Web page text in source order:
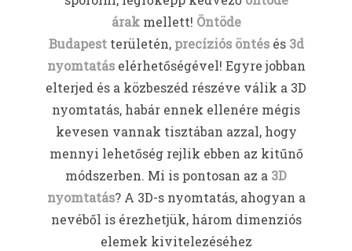
árakmellett! Öntöde
Budapestterületén, precíziós öntésés 3d
nyomtatáselérhetőségével! Egyre jobban
elterjed és a közbeszéd részéve válik a 3D
nyomtatás, habár ennek ellenére mégis
kevesen vannak tisztában azzal, hogy
mennyi lehetőség rejlik ebben az kitűnő
módszerben. Mi is pontosan az a 3D
nyomtatás? A 3D-s nyomtatás, ahogyan a
nevéből is érezhetjük, három dimenziós
elemek kivitelezéséhez